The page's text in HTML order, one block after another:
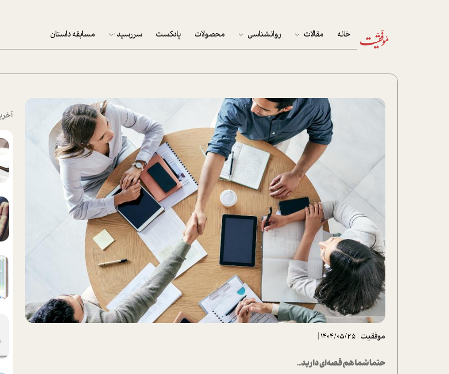
خانه مقالات
پرونده ویژه
زندگی
نوجوان
پلاس
تحلیل فیلم
شیوانا
داستان
روانشناسی محصولات پادکست سررسید
پکيج نوروزي موفقيت
تقویم رومیزی
تقویم دیواری
مسابقه داستان
موفقیت |
1404/05/25
|
حتما شما هم قصه‌ای دارید...